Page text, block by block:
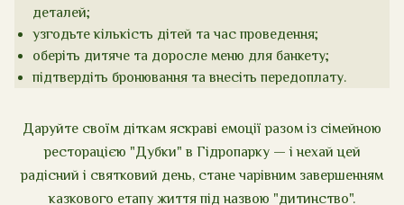
деталей;
узгодьте кількість дітей та час проведення;
оберіть дитяче та доросле меню для банкету;
підтвердіть бронювання та внесіть передоплату.
Даруйте своїм діткам яскраві емоції разом із сімейною
ресторацією "Дубки" в Гідропарку — і нехай цей
радісний і святковий день, стане чарівним завершенням
казкового етапу життя під назвою "дитинство".